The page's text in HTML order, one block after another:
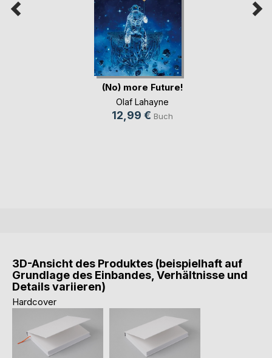
(No) more Future!
Olaf Lahayne
12,99 € Buch
3D-Ansicht des Produktes (beispielhaft auf
Grundlage des Einbandes, Verhältnisse und
Details variieren)
Hardcover